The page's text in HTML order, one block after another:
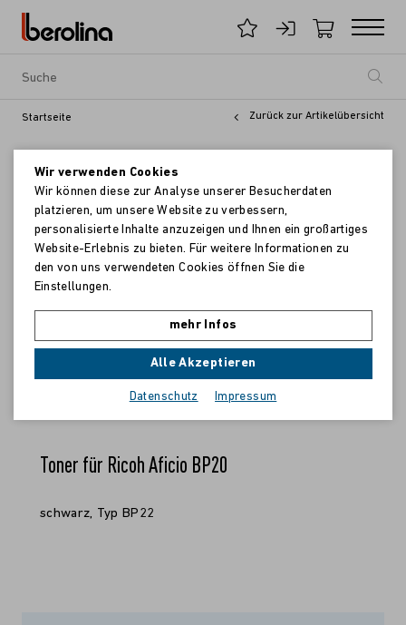
Startseite Zurück zur Artikelübersicht
Toner für Ricoh Aficio BP20
schwarz, Typ BP22
Wir verwenden Cookies
Wir können diese zur Analyse unserer Besucherdaten
platzieren, um unsere Website zu verbessern,
personalisierte Inhalte anzuzeigen und Ihnen ein großartiges
Website-Erlebnis zu bieten. Für weitere Informationen zu
den von uns verwendeten Cookies öffnen Sie die
Einstellungen.
mehr Infos
Alle Akzeptieren
Datenschutz Impressum